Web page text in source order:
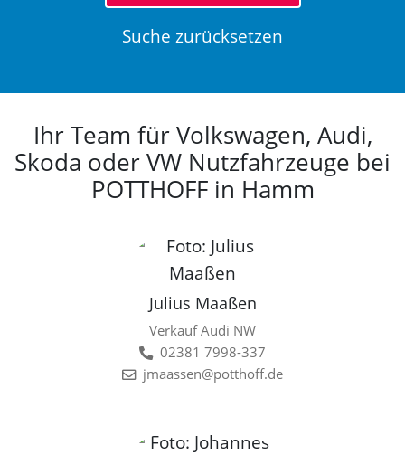
Suche zurücksetzen
Ihr Team für Volkswagen, Audi,
Skoda oder VW Nutzfahrzeuge bei
POTTHOFF in Hamm
Julius Maaßen
Verkauf Audi NW
02381 7998-337
jmaassen@potthoff.de